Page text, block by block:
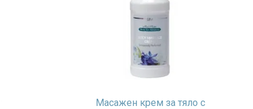
Масажен крем за тяло с